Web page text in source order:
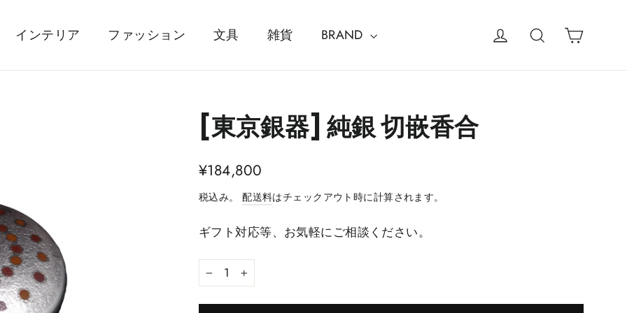
インテリア ファッション 文具 雑貨 BRAND 検索
[東京銀器] 純銀 切嵌香合
¥184,800
税込み。配送料はチェックアウト時に計算されます。
ギフト対応等、お気軽にご相談ください。
− +